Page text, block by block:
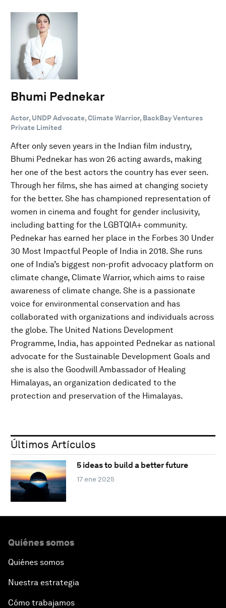
Bhumi Pednekar
Actor, UNDP Advocate, Climate Warrior, BackBay Ventures
Private Limited
After only seven years in the Indian film industry,
Bhumi Pednekar has won 26 acting awards, making
her one of the best actors the country has ever seen.
Through her films, she has aimed at changing society
for the better. She has championed representation of
women in cinema and fought for gender inclusivity,
including batting for the LGBTQIA+ community.
Pednekar has earned her place in the Forbes 30 Under
30 Most Impactful People of India in 2018. She runs
one of India’s biggest non-profit advocacy platform on
climate change, Climate Warrior, which aims to raise
awareness of climate change. She is a passionate
voice for environmental conservation and has
collaborated with organizations and individuals across
the globe. The United Nations Development
Programme, India, has appointed Pednekar as national
advocate for the Sustainable Development Goals and
she is also the Goodwill Ambassador of Healing
Himalayas, an organization dedicated to the
protection and preservation of the Himalayas.
Últimos Artículos
5 ideas to build a better future
17 ene 2025
Quiénes somos
Quiénes somos
Nuestra estrategia
Cómo trabajamos